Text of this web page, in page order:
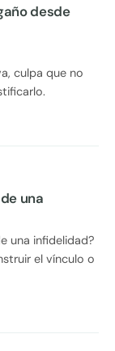
desde
culpa que no
una
una infidelidad?
el vínculo o